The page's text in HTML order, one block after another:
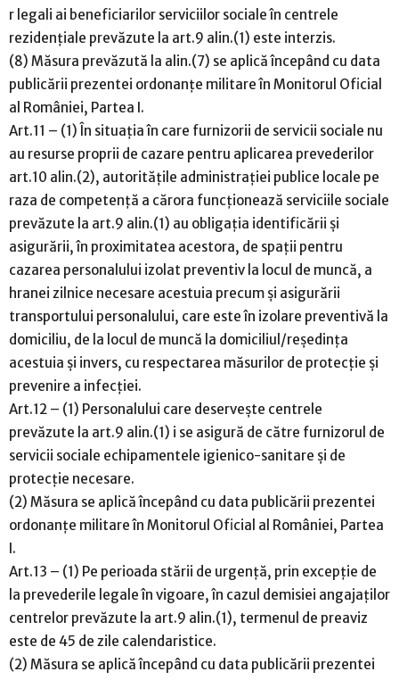
r legali ai beneficiarilor serviciilor sociale în centrele
rezidențiale prevăzute la art.9 alin.(1) este interzis.
(8) Măsura prevăzută la alin.(7) se aplică începând cu data
publicării prezentei ordonanțe militare în Monitorul Oficial
al României, Partea I.
Art.11 – (1) În situația în care furnizorii de servicii sociale nu
au resurse proprii de cazare pentru aplicarea prevederilor
art.10 alin.(2), autoritățile administrației publice locale pe
raza de competență a cărora funcționează serviciile sociale
prevăzute la art.9 alin.(1) au obligația identificării și
asigurării, în proximitatea acestora, de spații pentru
cazarea personalului izolat preventiv la locul de muncă, a
hranei zilnice necesare acestuia precum și asigurării
transportului personalului, care este în izolare preventivă la
domiciliu, de la locul de muncă la domiciliul/reședința
acestuia și invers, cu respectarea măsurilor de protecție și
prevenire a infecției.
Art.12 – (1) Personalului care deservește centrele
prevăzute la art.9 alin.(1) i se asigură de către furnizorul de
servicii sociale echipamentele igienico-sanitare și de
protecție necesare.
(2) Măsura se aplică începând cu data publicării prezentei
ordonanțe militare în Monitorul Oficial al României, Partea
I.
Art.13 – (1) Pe perioada stării de urgență, prin excepție de
la prevederile legale în vigoare, în cazul demisiei angajaților
centrelor prevăzute la art.9 alin.(1), termenul de preaviz
este de 45 de zile calendaristice.
(2) Măsura se aplică începând cu data publicării prezentei